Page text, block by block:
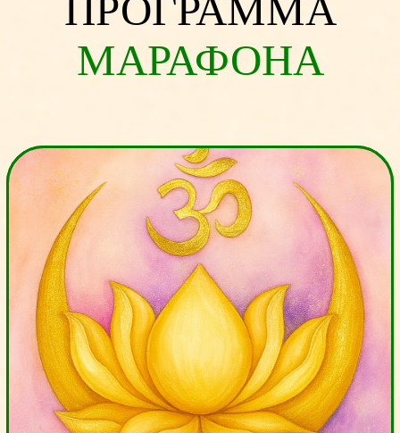
Дыхательная техникадля
пробуждения внутреннего ресурса
👼 Арт‑практика « Ангел-
Хранитель» рисуем защиту для
дома
🌟 «Наполни дом защитой
и энергией поддержки»
Создай своего
Ангела‑Хранителя
День 2.